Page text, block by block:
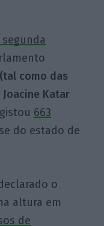
(tal como das
Joacine Katar
663
do estado de
o
altura em
de